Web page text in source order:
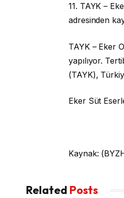
11. TAYK –
adresinden
TAYK – Eker
yapılıyor.
(TAYK),
Eker Süt
Kaynak:
Related Posts